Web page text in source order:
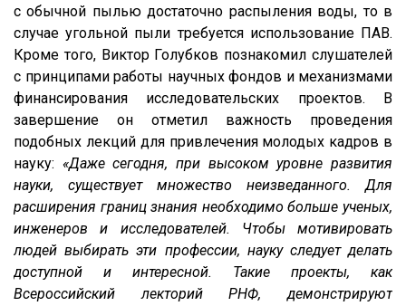
с обычной пылью достаточно распыления воды, то в
случае угольной пыли требуется использование ПАВ.
Кроме того, Виктор Голубков познакомил слушателей
с принципами работы научных фондов и механизмами
финансирования исследовательских проектов. В
завершение он отметил важность проведения
подобных лекций для привлечения молодых кадров в
науку: «Даже сегодня, при высоком уровне развития
науки, существует множество неизведанного. Для
расширения границ знания необходимо больше ученых,
инженеров и исследователей. Чтобы мотивировать
людей выбирать эти профессии, науку следует делать
доступной и интересной. Такие проекты, как
Всероссийский лекторий РНФ, демонстрируют